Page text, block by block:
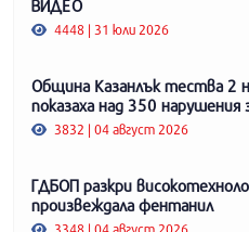
ВИДЕО
4448 | 31 юли 2026
Община Казанлък тества 2
показаха над 350 нарушения
3832 | 04 август 2026
ГДБОП разкри
произвеждала фентанил